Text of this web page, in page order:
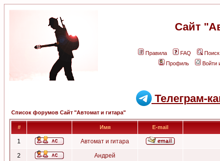
Сайт
Правила FAQ
Поиск
Профиль
Войти
Телеграм-
Список форумов Сайт "Автомат и гитара"
# Имя E-mail
1 Автомат и гитара
2 Андрей